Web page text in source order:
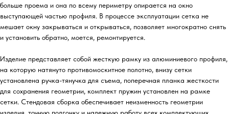
больше проема и она по всему периметру опирается на окно
выступающей частью профиля. В процессе эксплуатации сетка не
мешает окну закрываться и открываться, позволяет многократно снять
и установить обратно, моется, ремонтируется.
Изделие представляет собой жесткую рамку из алюминиевого профиля,
на которую натянуто противомоскитное полотно, внизу сетки
установлена ручка-тянучка для съема, поперечная планка жесткости
для сохранения геометрии, комплект пружин установлен на рамке
сетки. Стендовая сборка обеспечивает неизменность геометрии